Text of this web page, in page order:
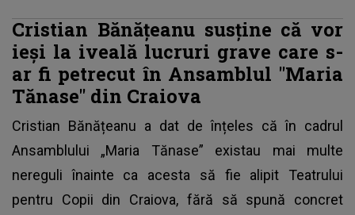
Cristian Bănățeanu susține că vor
ieși la iveală lucruri grave care s-
ar fi petrecut în Ansamblul "Maria
Tănase" din Craiova
Cristian Bănățeanu a dat de înțeles că în cadrul
Ansamblului „Maria Tănase” existau mai multe
nereguli înainte ca acesta să fie alipit Teatrului
pentru Copii din Craiova, fără să spună concret